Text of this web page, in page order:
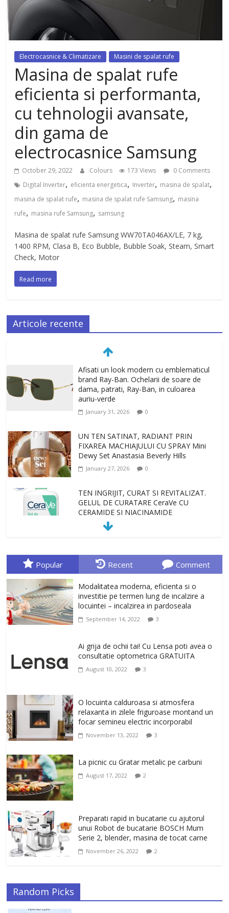
dezvoltat, cu Flexor Fitness-
dispozitiv pentru tonifiere muschi
Electrocasnice & Climatizare Masini de spalat rufe
Masina de spalat rufe
eficienta si performanta,
cu tehnologii avansate,
din gama de
electrocasnice Samsung
October 29, 2022 Colours 173 Views
0 Comments
Digital Inverter, eficienta energetica, Inverter, masina de spalat,
masina de spalat rufe, masina de spalat rufe Samsung, masina
rufe, masina rufe Samsung, samsung
Masina de spalat rufe Samsung WW70TA046AX/LE, 7 kg,
1400 RPM, Clasa B, Eco Bubble, Bubble Soak, Steam, Smart
Check, Motor
Read more
Articole recente
Afisati un look modern cu emblematicul
brand Ray-Ban. Ochelarii de soare de
dama, patrati, Ray-Ban, in culoarea
auriu-verde
January 31, 2026 0
UN TEN SATINAT, RADIANT PRIN
FIXAREA MACHIAJULUI CU SPRAY Mini
Dewy Set Anastasia Beverly Hills
January 27, 2026 0
TEN INGRIJIT, CURAT SI REVITALIZAT.
GELUL DE CURATARE CeraVe CU
CERAMIDE SI NIACINAMIDE
January 23, 2026
ori o provocare. Idei inedite, cadouri
originale, le puteti avea la Giftspot.ro,
alegere buna, Oglinda de baie cu mărire
și iluminare LED
February 20, 2026 0
un corp sanatos si armonios dezvoltat,
cu Flexor Fitness-dispozitiv pentru
Un ten regenerat, fara riduri. Crema
antirid Ivatherm pentru o piele neteda si
elastica.
February 6, 2026 0
Popular Recent Comment
Modalitatea moderna, eficienta si o
investitie pe termen lung de incalzire a
locuintei – incalzirea in pardoseala
September 14, 2022 3
Ai grija de ochii tai! Cu Lensa poti avea o
consultatie optometrica GRATUITA
August 10, 2022 3
O locuinta calduroasa si atmosfera
relaxanta in zilele friguroase montand un
focar semineu electric incorporabil
November 13, 2022 3
La picnic cu Gratar metalic pe carbuni
August 17, 2022 2
Preparati rapid in bucatarie cu ajutorul
unui Robot de bucatarie BOSCH Mum
Serie 2, blender, masina de tocat carne
November 26, 2022 2
Random Picks